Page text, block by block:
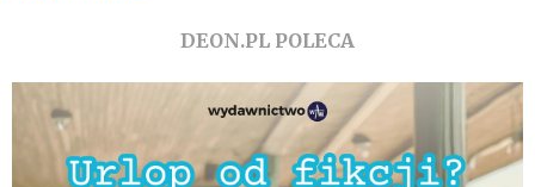
DEON.PL POLECA